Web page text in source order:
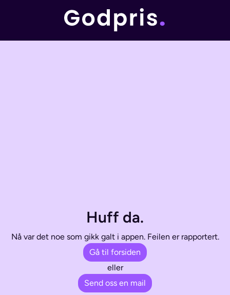
Huff da.
Nå var det noe som gikk galt i appen. Feilen er rapportert.
Gå til forsiden
eller
Send oss en mail